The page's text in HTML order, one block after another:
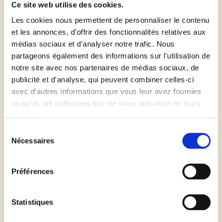
Ce site web utilise des cookies.
Les cookies nous permettent de personnaliser le contenu
et les annonces, d'offrir des fonctionnalités relatives aux
médias sociaux et d'analyser notre trafic. Nous
partageons également des informations sur l'utilisation de
notre site avec nos partenaires de médias sociaux, de
publicité et d'analyse, qui peuvent combiner celles-ci
avec d'autres informations que vous leur avez fournies
ou qu'ils ont collectées lors de votre utilisation de leurs
Nécessaires
Préférences
Statistiques
Préchauffer votre four à 180°C
Fouetter le fromage frais
Incorporer le sirop d’agave
Broyer les amandes en très petits morceaux
Incorporer les zestes de citron et de clémentine
un moule.